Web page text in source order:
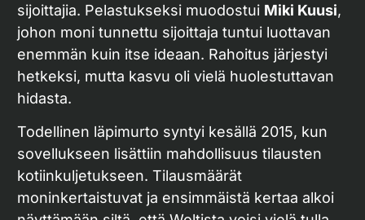
sijoittajia. Pelastukseksi muodostui Miki Kuusi,
johon moni tunnettu sijoittaja tuntui luottavan
enemmän kuin itse ideaan. Rahoitus järjestyi
hetkeksi, mutta kasvu oli vielä huolestuttavan
hidasta.
Todellinen läpimurto syntyi kesällä 2015, kun
sovellukseen lisättiin mahdollisuus tilausten
kotiinkuljetukseen. Tilausmäärät
moninkertaistuvat ja ensimmäistä kertaa alkoi